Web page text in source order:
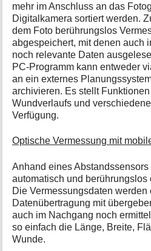
mehr im Anschluss an das
Digitalkamera sortiert werden.
dem Foto berührungslos
abgespeichert, mit denen auch
noch relevante Daten
PC-Programm kann entweder
an ein externes
archivieren. Es stellt
Wundverlaufs und
Verfügung.
Optische Vermessung mit
Anhand eines Abstandssensors
automatisch und berührungslos
Die Vermessungsdaten
Datenübertragung mit
auch im Nachgang noch
so einfach die Länge, Breite,
Wunde.